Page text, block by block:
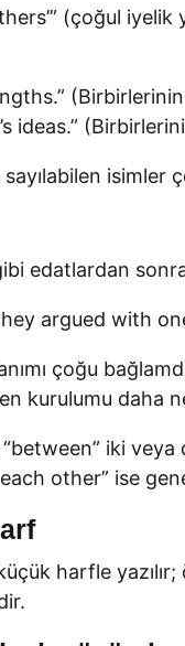
(çoğul
ideas.”
isimler
edatlardan
argued with
çoğu
kurulumu daha
“between” iki
other” ise
harfle